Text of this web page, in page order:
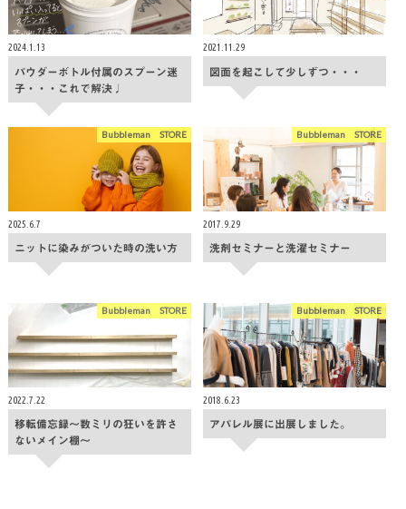
2024.1.13
パウダーボトル付属のスプーン迷
子・・・これで解決♩
2021.11.29
図面を起こして少しずつ・・・
Bubbleman STORE
2025.6.7
ニットに染みがついた時の洗い方
Bubbleman STORE
2017.9.29
洗剤セミナーと洗濯セミナー
Bubbleman STORE
2022.7.22
移転備忘録〜数ミリの狂いを許さ
ないメイン棚〜
Bubbleman STORE
2018.6.23
アパレル展に出展しました。